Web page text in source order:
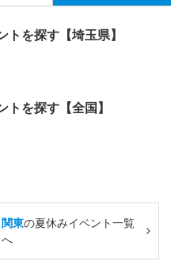
を探す【埼玉県】
を探す【全国】
関東の夏休みイベント一覧
へ